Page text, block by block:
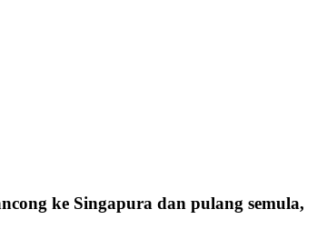
ke Singapura dan pulang semula,